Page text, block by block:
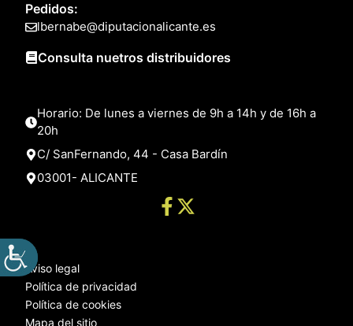
Pedidos:
lbernabe@diputacionalicante.es
Consulta nuetros distribuidores
Horario: De lunes a viernes de 9h a 14h y de 16h a
20h
C/ SanFernando, 44 - Casa Bardín
03001- ALICANTE
Aviso legal
Política de privacidad
Política de cookies
Mapa del sitio